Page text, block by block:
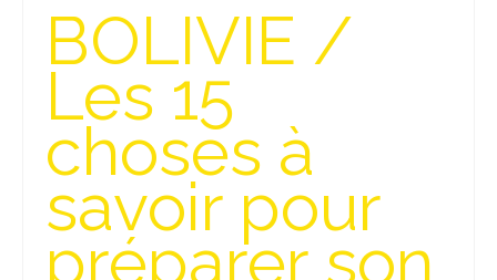
BOLIVIE /
Les 15
choses à
savoir pour
préparer son